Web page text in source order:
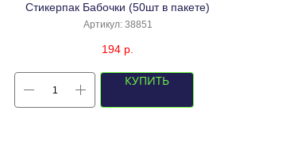
Стикерпак Бабочки (50шт в пакете)
Артикул: 38851
194 р.
КУПИТЬ